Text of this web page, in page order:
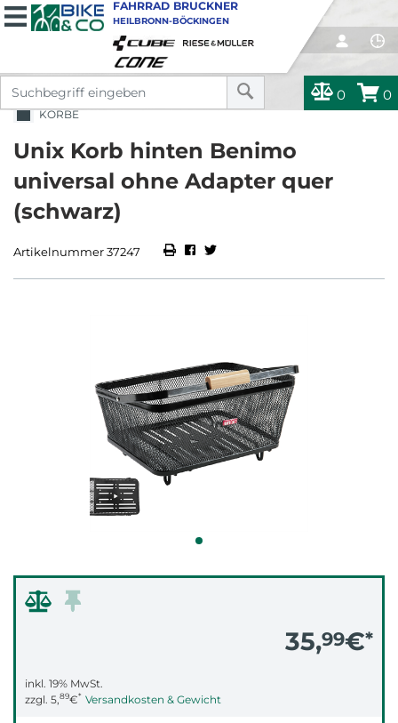
0 0
FAHRRAD BRUCKNER
HEILBRONN-BÖCKINGEN
KÖRBE
Unix Korb hinten Benimo
universal ohne Adapter quer
(schwarz)
Artikelnummer 37247
35,99€*
inkl. 19% MwSt.
zzgl. 5,89€* Versandkosten & Gewicht